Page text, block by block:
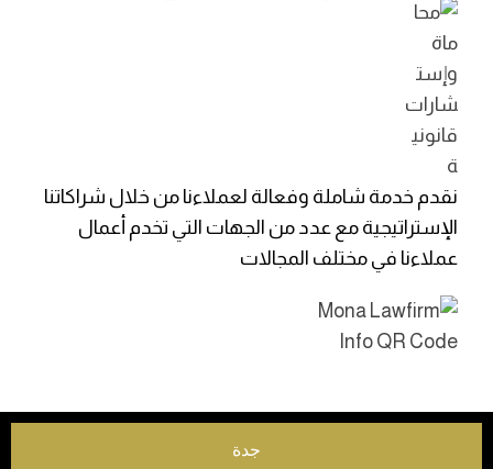
نقدم خدمة شاملة وفعالة لعملاءنا من خلال شراكاتنا
الإستراتيجية مع عدد من الجهات التي تخدم أعمال
عملاءنا في مختلف المجالات
جدة